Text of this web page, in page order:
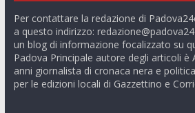
Per contattare la redazione di
a questo indirizzo:
un blog di informazione focalizzato su
Padova Principale autore degli articoli
anni giornalista di cronaca nera e
per le edizioni locali di Gazzettino e